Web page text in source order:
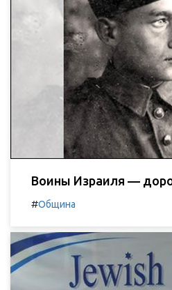
Воины Израиля —
#Община